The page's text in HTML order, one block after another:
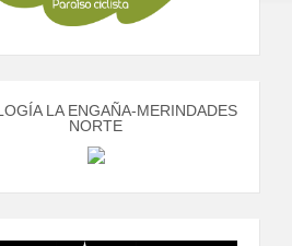
LA ENGAÑA-MERINDADES
NORTE